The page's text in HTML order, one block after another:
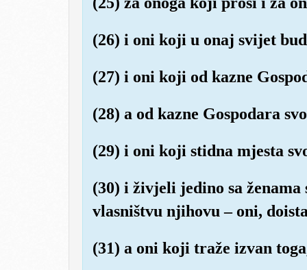
(26) i oni koji u onaj svijet
(27) i oni koji od kazne
(28) a od kazne Gospodara
(29) i oni koji stidna mjesta
(30) i živjeli jedino sa
vlasništvu njihovu – oni,
(31) a oni koji traže izvan